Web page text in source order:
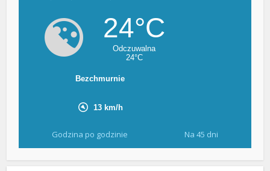
Godzina po godzinie Na 45 dni